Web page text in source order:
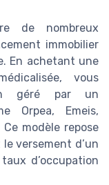
de nombreux
immobilier
En achetant une
vous
géré par un
Orpea, Emeis,
modèle repose
versement d’un
d’occupation